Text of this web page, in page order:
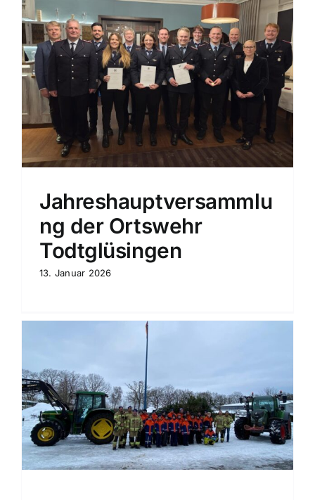
Jahreshauptversammlu
ng der Ortswehr
Todtglüsingen
13. Januar 2026